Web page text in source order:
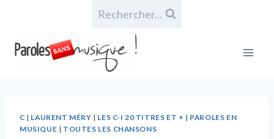
Rechercher...
C | LAURENT MÉRY | LES C-I 20 TITRES ET + | PAROLES EN
MUSIQUE | TOUTES LES CHANSONS